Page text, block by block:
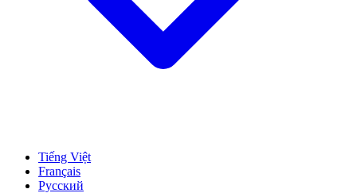
Tiếng Việt
Français
Русский